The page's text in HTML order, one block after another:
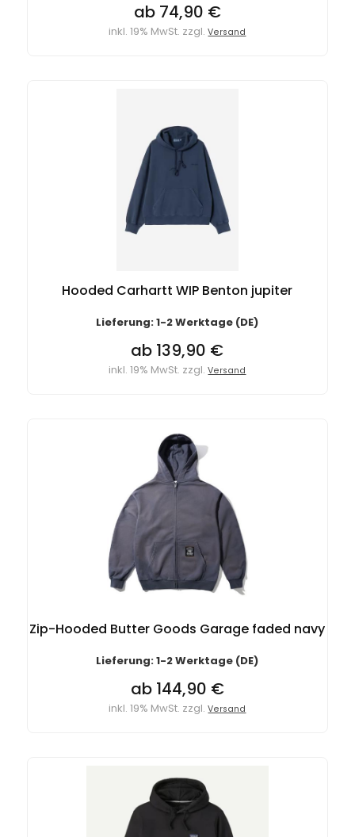
ab 74,90 €
inkl. 19% MwSt. zzgl.Versand
Hooded Carhartt WIP Benton jupiter
Lieferung: 1-2 Werktage (DE)
ab 139,90 €
inkl. 19% MwSt. zzgl.Versand
Zip-Hooded Butter Goods Garage faded navy
Lieferung: 1-2 Werktage (DE)
ab 144,90 €
inkl. 19% MwSt. zzgl.Versand